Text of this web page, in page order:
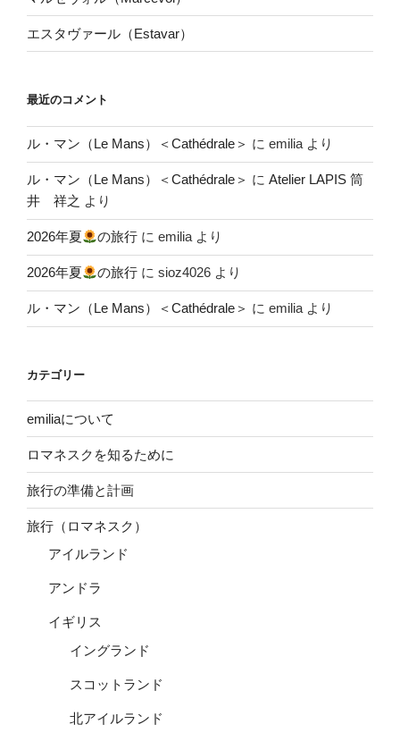
エスタヴァール（Estavar）
最近のコメント
ル・マン（Le Mans）＜Cathédrale＞ に emilia より
ル・マン（Le Mans）＜Cathédrale＞ に Atelier LAPIS 筒
井 祥之 より
2026年夏 の旅行 にemilia より
2026年夏 の旅行 にsioz4026 より
ル・マン（Le Mans）＜Cathédrale＞ に emilia より
カテゴリー
emiliaについて
ロマネスクを知るために
旅行の準備と計画
旅行（ロマネスク）
アイルランド
アンドラ
イギリス
イングランド
スコットランド
北アイルランド